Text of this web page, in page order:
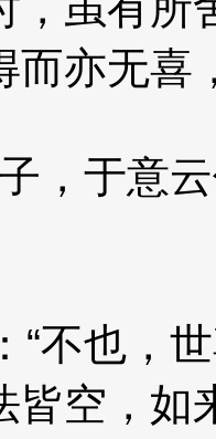
而亦无喜
，于意
不也，
皆空，如